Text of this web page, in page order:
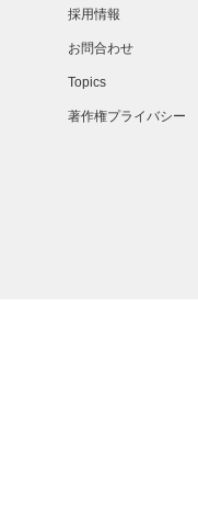
採用情報
お問合わせ
Topics
著作権プライバシー